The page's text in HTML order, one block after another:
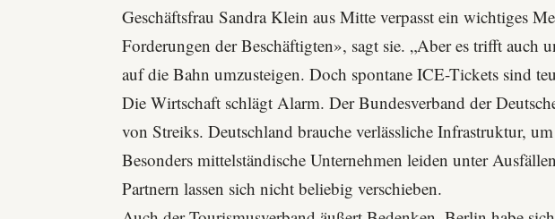
Geschäftsfrau Sandra Klein aus Mitte verpasst ein wichtiges
Forderungen der Beschäftigten», sagt sie. „Aber es trifft auch
auf die Bahn umzusteigen. Doch spontane ICE-Tickets sind
Die Wirtschaft schlägt Alarm. Der Bundesverband der
von Streiks. Deutschland brauche verlässliche Infrastruktur,
Besonders mittelständische Unternehmen leiden unter
Partnern lassen sich nicht beliebig verschieben.